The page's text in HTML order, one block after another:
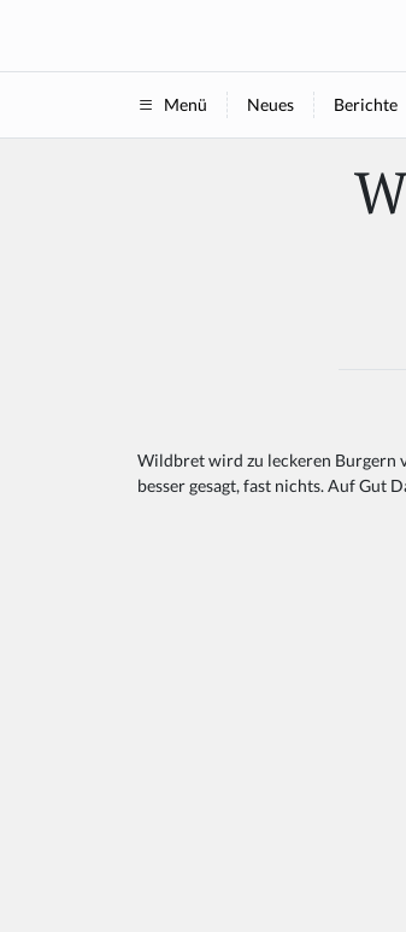
Menü Neues Berichte
Wildbret wird zu leckeren Burgern
besser gesagt, fast nichts. Auf Gut